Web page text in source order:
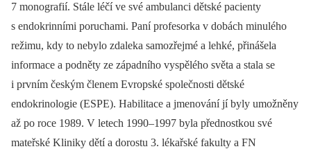
7 monografií. Stále léčí ve své ambulanci dětské pacienty
s endokrinními poruchami. Paní profesorka v dobách minulého
režimu, kdy to nebylo zdaleka samozřejmé a lehké, přinášela
informace a podněty ze západního vyspělého světa a stala se
i prvním českým členem Evropské společnosti dětské
endokrinologie (ESPE). Habilitace a jmenování jí byly umožněny
až po roce 1989. V letech 1990–1997 byla přednostkou své
mateřské Kliniky dětí a dorostu 3. lékařské fakulty a FN